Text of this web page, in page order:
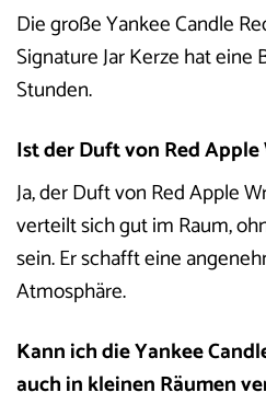
Die große Yankee Candle
Signature Jar Kerze hat eine
Stunden.
Ist der Duft von Red
Ja, der Duft von Red Apple
verteilt sich gut im Raum,
sein. Er schafft eine
Atmosphäre.
Kann ich die Yankee
auch in kleinen Räumen